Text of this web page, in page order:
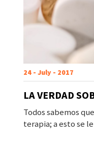
24 - July - 2017
LA VERDAD
Todos sabemos
terapia; a esto se